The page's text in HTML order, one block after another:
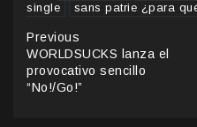
single
sans patrie ¿para
Continue
Reading
Previous
WORLDSUCKS lanza el
provocativo sencillo
“No!/Go!”